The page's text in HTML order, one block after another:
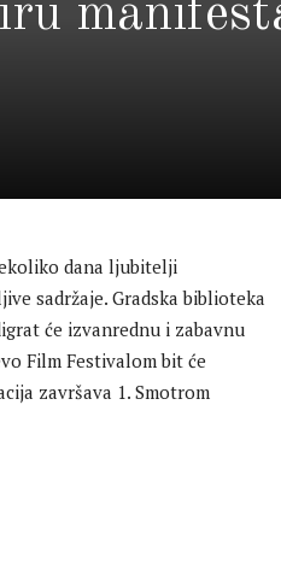
dana ljubitelji
sadržaje. Gradska biblioteka
će izvanrednu i zabavnu
Film Festivalom bit će
završava 1. Smotrom